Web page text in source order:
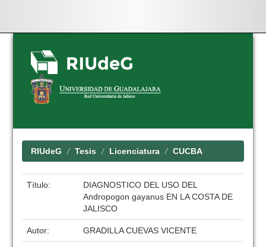
Skip
navigation
RIUdeG Tesis Licenciatura CUCBA
Título:
DIAGNOSTICO DEL USO DEL
Andropogon gayanus EN LA COSTA DE
JALISCO
Autor: GRADILLA CUEVAS VICENTE